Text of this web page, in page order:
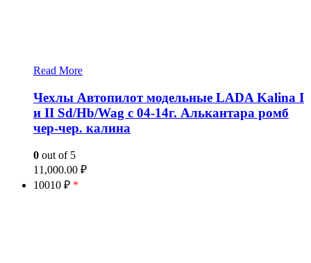
Read More
Чехлы Автопилот модельные LADA Kalina I
и II Sd/Hb/Wag с 04-14г. Алькантара ромб
чер-чер. калина
0 out of 5
11,000.00 ₽
10010 ₽ *